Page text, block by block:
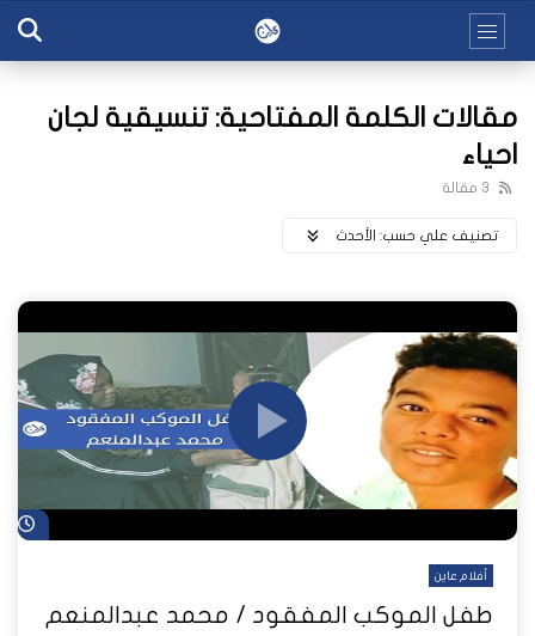
مقالات الكلمة المفتاحية: تنسيقية لجان
احياء
3 مقالة
تصنيف علي حسب: اﻷحدث
أفلام عاين
طفل الموكب المفقود / محمد عبدالمنعم